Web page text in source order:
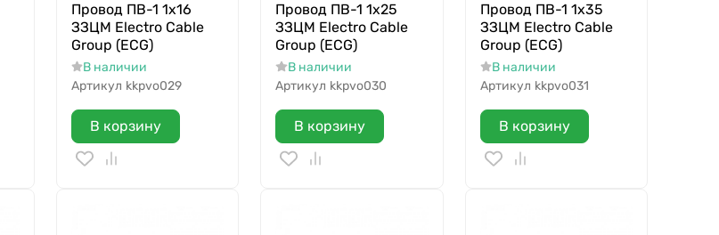
Провод ПВ-1 1х16
ЗЗЦМ Electro Cable
Group (ECG)
В наличии
Артикул kkpvo029
В корзину
Провод ПВ-1 1х25
ЗЗЦМ Electro Cable
Group (ECG)
В наличии
Артикул kkpvo030
В корзину
Провод ПВ-1 1х35
ЗЗЦМ Electro Cable
Group (ECG)
В наличии
Артикул kkpvo031
В корзину